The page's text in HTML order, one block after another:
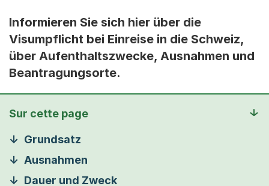
Informieren Sie sich hier über die
Visumpflicht bei Einreise in die Schweiz,
über Aufenthaltszwecke, Ausnahmen und
Beantragungsorte.
Sur cette page
Grundsatz
Ausnahmen
Dauer und Zweck